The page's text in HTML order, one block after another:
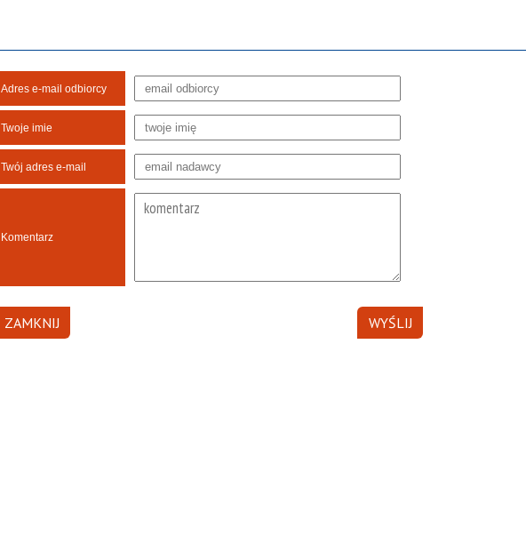
Adres e-mail odbiorcy
Twoje imie
Twój adres e-mail
Komentarz